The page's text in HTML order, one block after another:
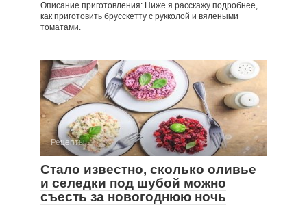
Описание приготовления: Ниже я расскажу подробнее,
как приготовить брусскетту с рукколой и вялеными
томатами.
Рецепты
Стало известно, сколько оливье
и селедки под шубой можно
съесть за новогоднюю ночь